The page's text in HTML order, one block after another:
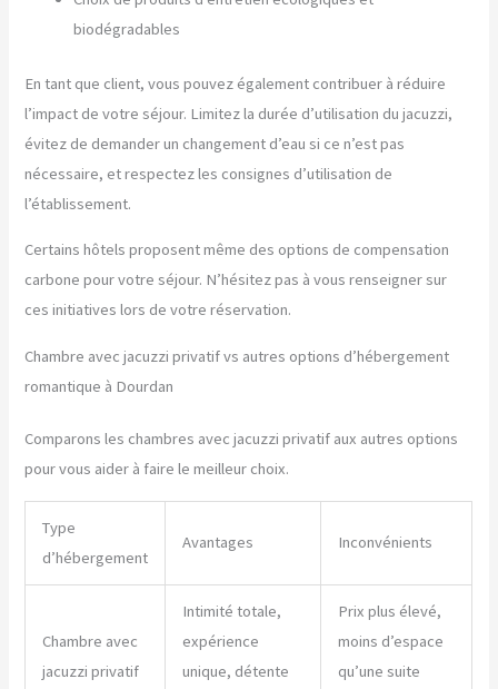
biodégradables
En tant que client, vous pouvez également contribuer à réduire
l’impact de votre séjour. Limitez la durée d’utilisation du jacuzzi,
évitez de demander un changement d’eau si ce n’est pas
nécessaire, et respectez les consignes d’utilisation de
l’établissement.
Certains hôtels proposent même des options de compensation
carbone pour votre séjour. N’hésitez pas à vous renseigner sur
ces initiatives lors de votre réservation.
Chambre avec jacuzzi privatif vs autres options d’hébergement
romantique à Dourdan
Comparons les chambres avec jacuzzi privatif aux autres options
pour vous aider à faire le meilleur choix.
Type
d’hébergement
Avantages Inconvénients
Chambre avec
jacuzzi privatif
Intimité totale,
expérience
unique, détente
Prix plus élevé,
moins d’espace
qu’une suite